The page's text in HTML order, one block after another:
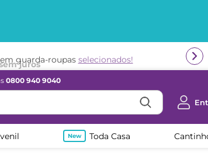
guarda-roupas selecionados!
0800 940 9040
Toda Casa